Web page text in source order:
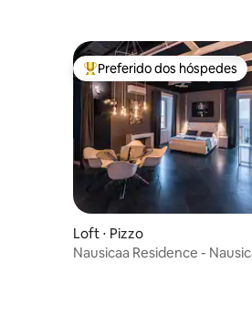
Entre os melhores
Preferido dos hóspedes
Loft ⋅ Pizzo
Nausicaa Residence -